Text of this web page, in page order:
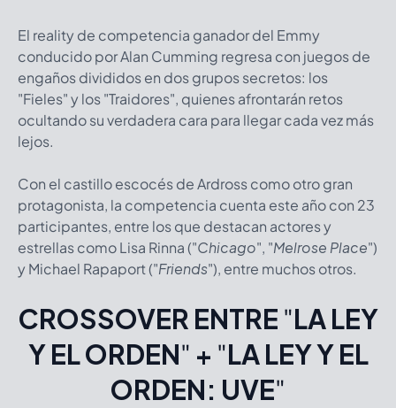
El reality de competencia ganador del Emmy
conducido por Alan Cumming regresa con juegos de
engaños divididos en dos grupos secretos: los
"Fieles" y los "Traidores", quienes afrontarán retos
ocultando su verdadera cara para llegar cada vez más
lejos.
Con el castillo escocés de Ardross como otro gran
protagonista, la competencia cuenta este año con 23
participantes, entre los que destacan actores y
estrellas como Lisa Rinna ("Chicago", "Melrose Place")
y Michael Rapaport ("Friends"), entre muchos otros.
CROSSOVER ENTRE "LA LEY
Y EL ORDEN" + "LA LEY Y EL
ORDEN: UVE"